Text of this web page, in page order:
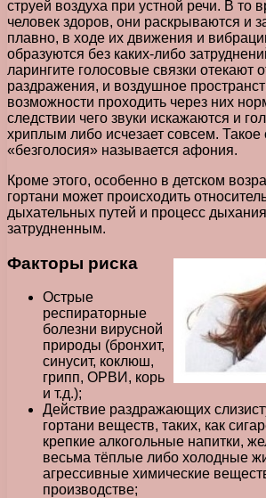
струей воздуха при устной речи. В то
человек здоров, они раскрываются и
плавно, в ходе их движения и
образуются без каких-либо
ларингите голосовые связки отекают
раздражения, и воздушное
возможности проходить через них
следствии чего звуки искажаются и
хриплым либо исчезает совсем. Такое
«безголосия» называется афония.
Кроме этого, особенно в детском
гортани может происходить
дыхательных путей и процесс
затрудненным.
Факторы риска
Острые
респираторные
болезни вирусной
природы (бронхит,
синусит, коклюш,
грипп, ОРВИ, корь
и т.д.);
Действие раздражающих
гортани веществ, таких, как
крепкие алкогольные напитки,
весьма тёплые либо холодные
агрессивные химические
производстве;